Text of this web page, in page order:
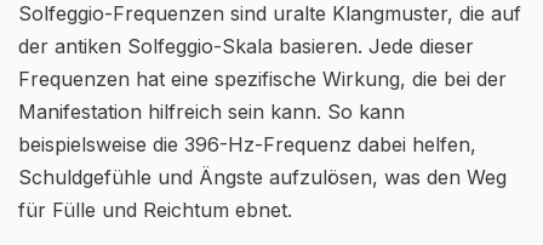
Solfeggio-Frequenzen sind uralte Klangmuster, die auf
der antiken Solfeggio-Skala basieren. Jede dieser
Frequenzen hat eine spezifische Wirkung, die bei der
Manifestation hilfreich sein kann. So kann
beispielsweise die 396-Hz-Frequenz dabei helfen,
Schuldgefühle und Ängste aufzulösen, was den Weg
für Fülle und Reichtum ebnet.